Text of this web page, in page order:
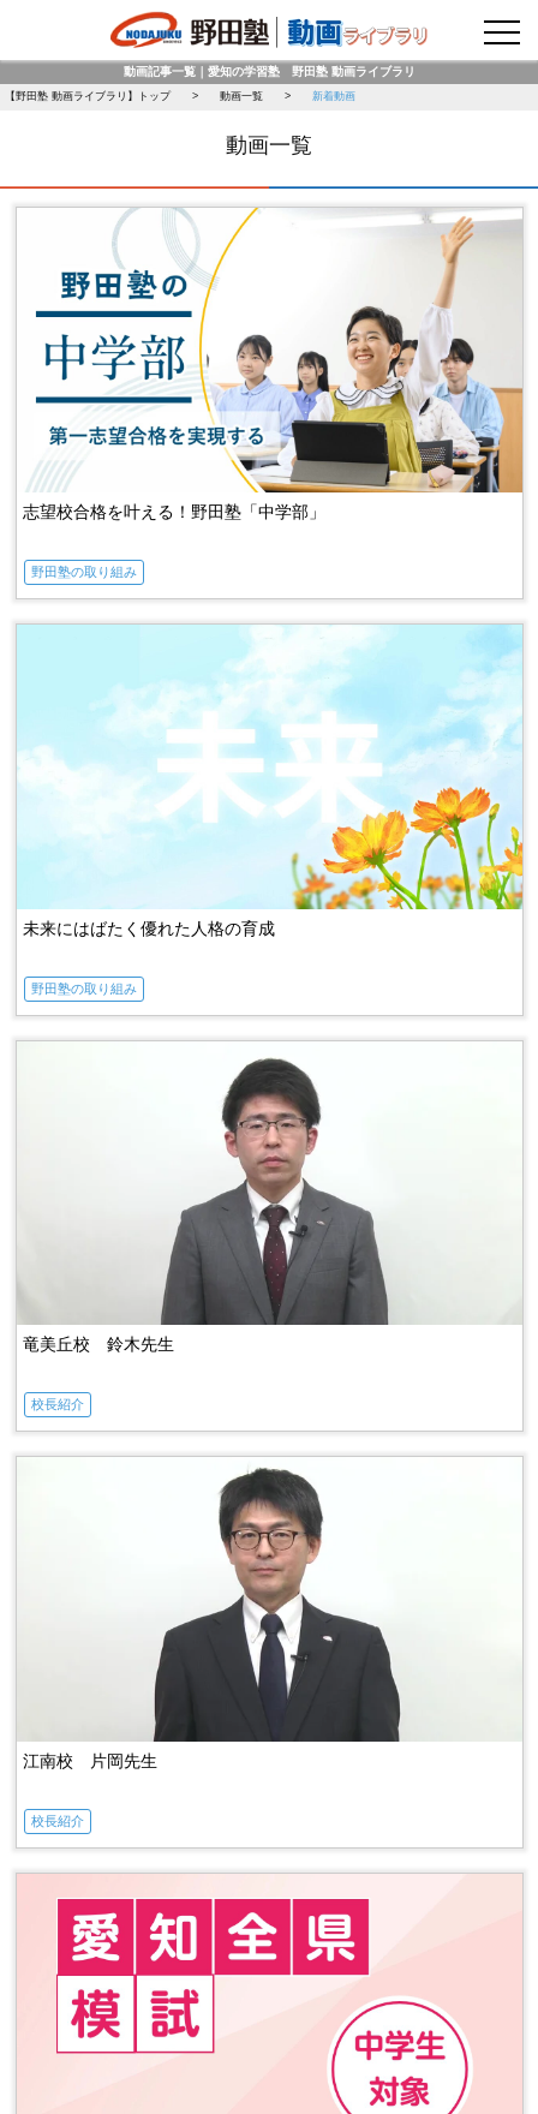
動画記事一覧｜愛知の学習塾 野田塾 動画ライブラリ
【野田塾 動画ライブラリ】トップ 動画一覧 新着動画
動画一覧
野田塾の取り組み
志望校合格を叶える！野田塾「中学部」
野田塾の取り組み
未来にはばたく優れた人格の育成
校長紹介
竜美丘校 鈴木先生
校長紹介
江南校 片岡先生